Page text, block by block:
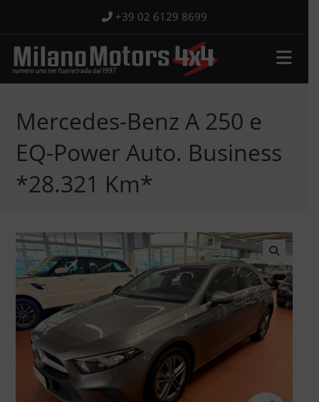
contenuto
+39 02 6129 8699
Mercedes-Benz A 250 e
EQ-Power Auto. Business
*28.321 Km*
🔍